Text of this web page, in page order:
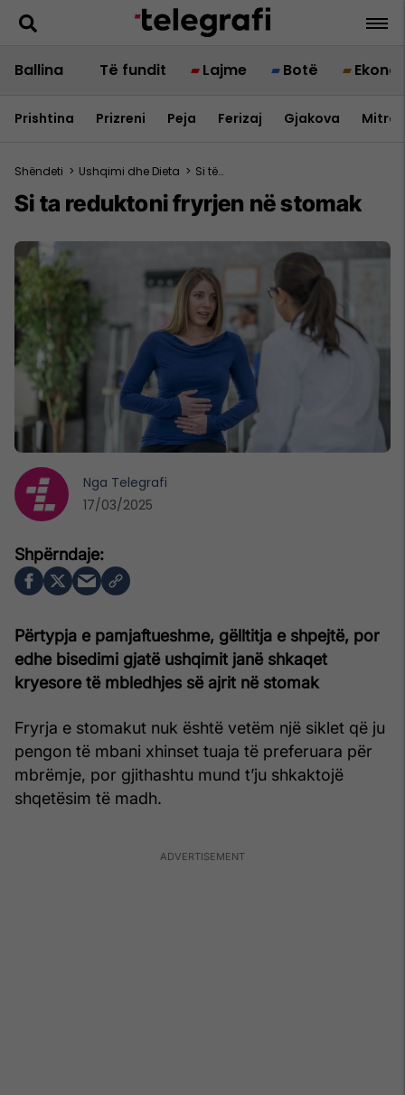
Ballina Të fundit Lajme Botë
Prishtina Prizreni Peja Ferizaj Gjakova
Shëndeti > Ushqimi dhe Dieta > Si të…
Si ta reduktoni fryrjen në stomak
Përtypja e pamjaftueshme, gëlltitja e shpejtë, por
edhe bisedimi gjatë ushqimit janë shkaqet
kryesore të mbledhjes së ajrit në stomak
Fryrja e stomakut nuk është vetëm një siklet që ju
pengon të mbani xhinset tuaja të preferuara për
mbrëmje, por gjithashtu mund t’ju shkaktojë
shqetësim të madh.
Nga Telegrafi
17/03/2025